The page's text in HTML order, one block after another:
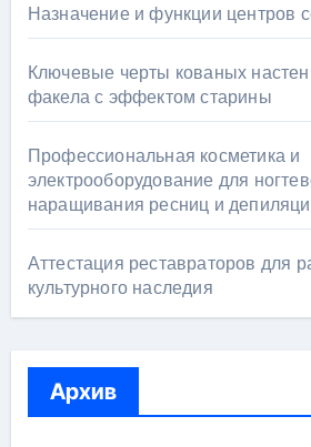
Назначение и функции центров
Ключевые черты кованых
факела с эффектом старины
Профессиональная косметика и
электрооборудование для
наращивания ресниц и
Аттестация реставраторов для
культурного наследия
Архив